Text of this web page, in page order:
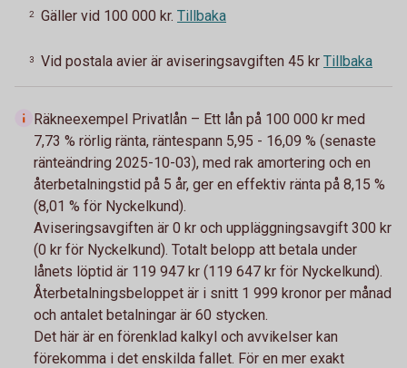
2 Gäller vid 100 000 kr. Tillbaka
3 Vid postala avier är aviseringsavgiften 45 kr Tillbaka
Räkneexempel Privatlån – Ett lån på 100 000 kr med
7,73 % rörlig ränta, räntespann 5,95 - 16,09 % (senaste
ränteändring 2025-10-03), med rak amortering och en
återbetalningstid på 5 år, ger en effektiv ränta på 8,15 %
(8,01 % för Nyckelkund).
Aviseringsavgiften är 0 kr och uppläggningsavgift 300 kr
(0 kr för Nyckelkund). Totalt belopp att betala under
lånets löptid är 119 947 kr (119 647 kr för Nyckelkund).
Återbetalningsbeloppet är i snitt 1 999 kronor per månad
och antalet betalningar är 60 stycken.
Det här är en förenklad kalkyl och avvikelser kan
förekomma i det enskilda fallet. För en mer exakt